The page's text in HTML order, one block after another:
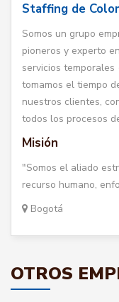
Staffing de
Somos un grupo
pioneros y experto
servicios temporales
tomamos el tiempo
nuestros clientes,
todos los procesos
Misión
"Somos el aliado
recurso humano,
Bogotá
OTROS